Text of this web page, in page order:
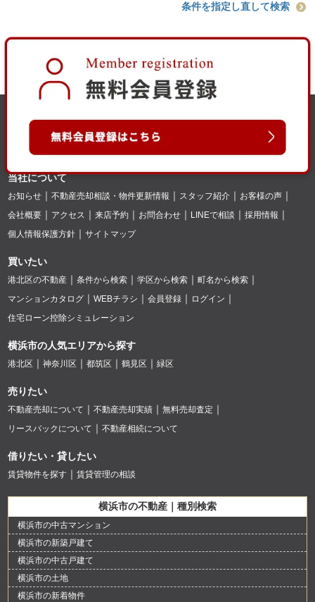
条件を指定し直して検索
当社について
お知らせ 不動産売却相談・物件更新情報 スタッフ紹介
お客様の声
会社概要
アクセス 来店予約 お問合わせ LINEで相談
採用情報
個人情報保護方針
サイトマップ
買いたい
港北区の不動産 条件から検索 学区から検索
町名から検索
マンションカタログ
WEBチラシ 会員登録
ログイン
住宅ローン控除シミュレーション
横浜市の人気エリアから探す
港北区 神奈川区 都筑区 鶴見区 緑区
売りたい
不動産売却について 不動産売却実績
無料売却査定
リースバックについて
不動産相続について
借りたい・貸したい
賃貸物件を探す 賃貸管理の相談
横浜市の不動産｜種別検索
横浜市の中古マンション
横浜市の新築戸建て
横浜市の中古戸建て
横浜市の土地
横浜市の新着物件